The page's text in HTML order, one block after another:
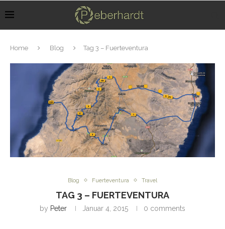
Home Blog Tag 3 – Fuerteventura
Blog Fuerteventura Travel
TAG 3 – FUERTEVENTURA
by Peter Januar 4, 2015 0 comments